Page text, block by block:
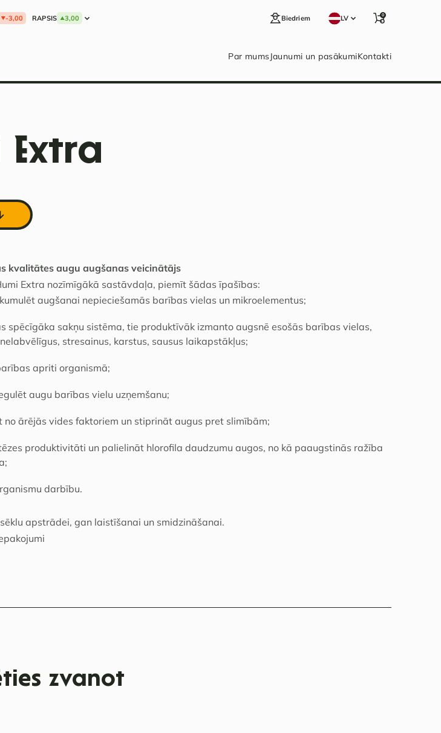
-3,00 RAPSIS 3,00 Biedriem LV 0
Par mumsJaunumi un pasākumiKontakti
Extra
kvalitātes augu augšanas veicinātājs
Extra nozīmīgākā sastāvdaļa, piemīt šādas īpašības:
augšanai nepieciešamās barības vielas un mikroelementus;
spēcīgāka sakņu sistēma, tie produktīvāk izmanto augsnē esošās barības vielas,
stresainus, karstus, sausus laikapstākļus;
apriti organismā;
augu barības vielu uzņemšanu;
no ārējās vides faktoriem un stiprināt augus pret slimībām;
produktivitāti un palielināt hlorofila daudzumu augos, no kā paaugstinās ražība
darbību.
apstrādei, gan laistīšanai un smidzināšanai.
zvanot